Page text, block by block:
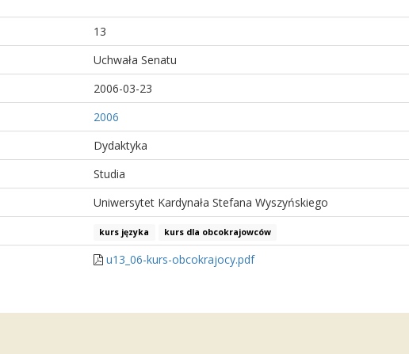
13
Uchwała Senatu
2006-03-23
2006
Dydaktyka
Studia
Uniwersytet Kardynała Stefana Wyszyńskiego
kurs języka kurs dla obcokrajowców
u13_06-kurs-obcokrajocy.pdf